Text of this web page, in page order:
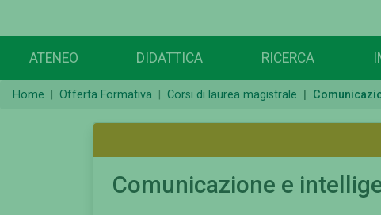
ATENEO DIDATTICA RICERCA
Home Offerta Formativa Corsi di laurea magistrale
Comunicazione e